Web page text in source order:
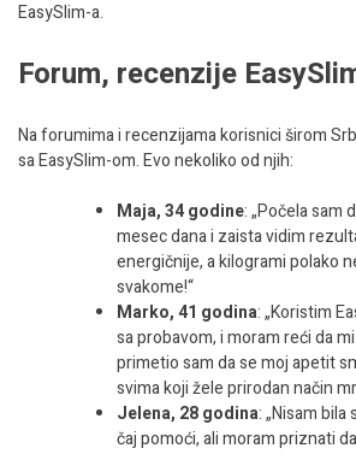
EasySlim-a.
Forum, recenzije
Na forumima i recenzijama korisnici širom
sa EasySlim-om. Evo nekoliko od njih:
Maja, 34 godine: „Počela sam
mesec dana i zaista vidim
energičnije, a kilogrami polako
svakome!“
Marko, 41 godina: „Koristim
sa probavom, i moram reći da
primetio sam da se moj apetit
svima koji žele prirodan način
Jelena, 28 godina: „Nisam
čaj pomoći, ali moram priznati